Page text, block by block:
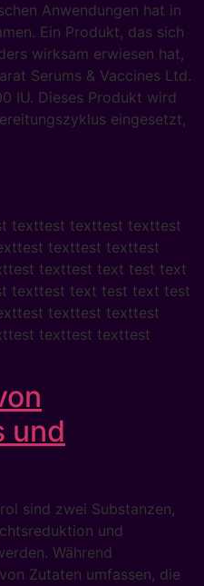
Anwendungen hat in
Ein Produkt, das sich
wirksam erwiesen hat,
Serums & Vaccines Ltd.
IU. Dieses Produkt wird
eingesetzt,
texttest texttest texttest
texttest texttest
texttest text test text
texttest text test text test
texttest texttest
texttest texttest
und
sind zwei Substanzen,
und
Während
Zutaten umfassen, die